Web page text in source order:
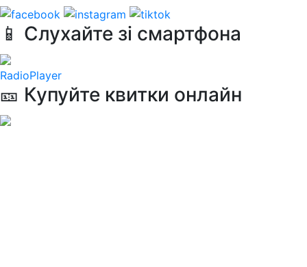
📱 Слухайте зі смартфона
RadioPlayer
🎫 Купуйте квитки онлайн